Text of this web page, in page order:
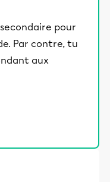
pour
Par contre, tu
aux